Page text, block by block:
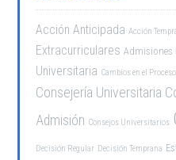
Acción Anticipada Acción
Extracurriculares Admisiones
Universitaria Cambios en el
Consejería Universitaria
Admisión Consejos Universitarios
Decisión Regular Decisión Temprana